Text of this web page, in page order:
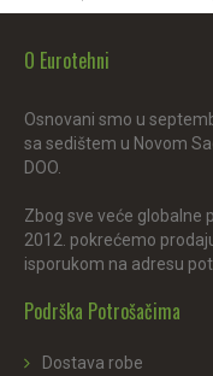
O Eurotehni
Osnovani smo u
sa sedištem u Novom
DOO.
Zbog sve veće globalne
2012. pokrećemo
isporukom na adresu
Podrška Potrošačima
Dostava robe